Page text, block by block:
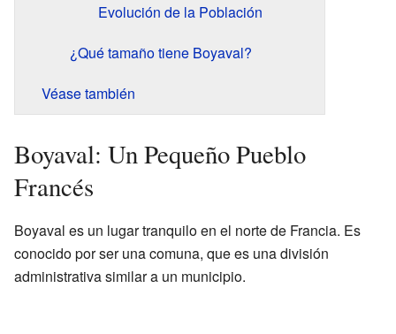
Evolución de la Población
¿Qué tamaño tiene Boyaval?
Véase también
Boyaval: Un Pequeño Pueblo
Francés
Boyaval es un lugar tranquilo en el norte de Francia. Es
conocido por ser una comuna, que es una división
administrativa similar a un municipio.